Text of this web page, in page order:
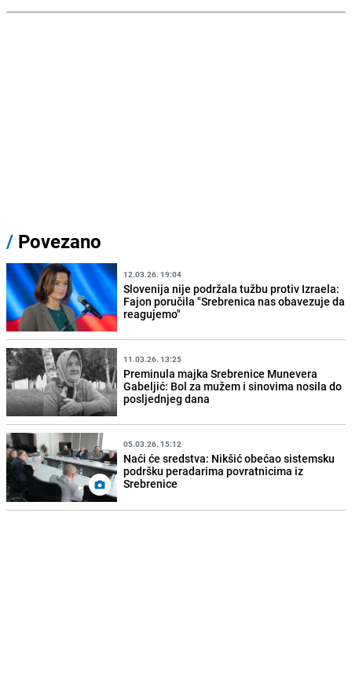
/ Povezano
12.03.26. 19:04
Slovenija nije podržala tužbu protiv Izraela:
Fajon poručila "Srebrenica nas obavezuje da
reagujemo"
11.03.26. 13:25
Preminula majka Srebrenice Munevera
Gabeljić: Bol za mužem i sinovima nosila do
posljednjeg dana
05.03.26. 15:12
Naći će sredstva: Nikšić obećao sistemsku
podršku peradarima povratnicima iz
Srebrenice